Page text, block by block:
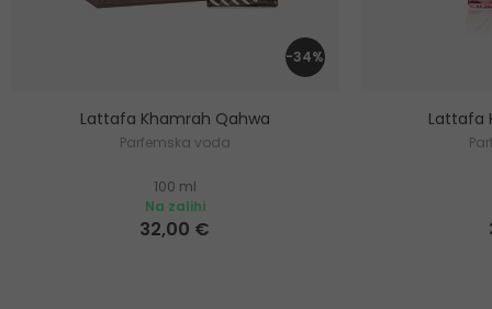
-34%
Lattafa Khamrah Qahwa
Parfemska voda
100 ml
Na zalihi
32,00 €
Lattafa